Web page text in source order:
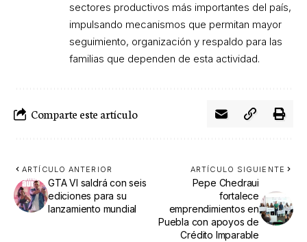
sectores productivos más importantes del país,
impulsando mecanismos que permitan mayor
seguimiento, organización y respaldo para las
familias que dependen de esta actividad.
Comparte este artículo
ARTÍCULO ANTERIOR
GTA VI saldrá con seis
ediciones para su
lanzamiento mundial
ARTÍCULO SIGUIENTE
Pepe Chedraui
fortalece
emprendimientos en
Puebla con apoyos de
Crédito Imparable